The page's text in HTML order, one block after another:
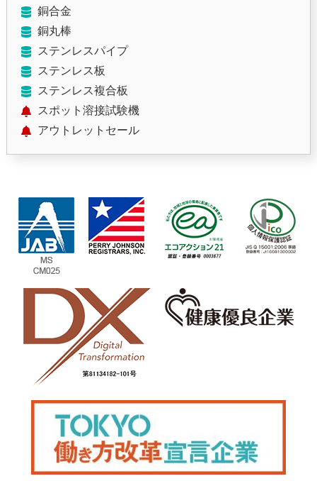
銅合金
銅丸棒
ステンレスパイプ
ステンレス板
ステンレス複合板
スポット溶接試験機
アウトレットセール